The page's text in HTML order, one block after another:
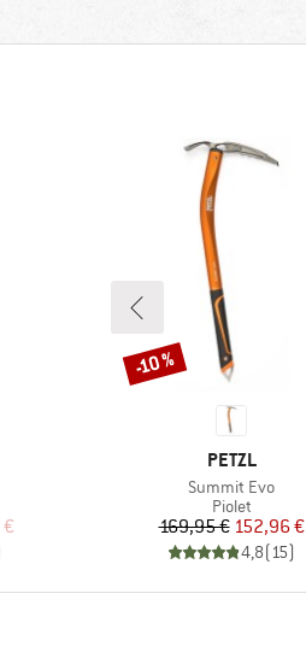
MARQUE
PETZL
Article
Summit Evo
Product group
Piolet
Prix
169,95 €Prix réduit
152,96 €
4,8(15)
Remise
-10 %